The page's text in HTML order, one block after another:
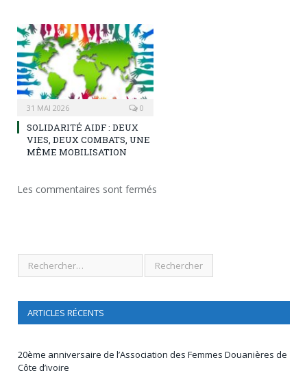
31 MAI 2026 0
SOLIDARITÉ AIDF : DEUX
VIES, DEUX COMBATS, UNE
MÊME MOBILISATION
Les commentaires sont fermés
ARTICLES RÉCENTS
20ème anniversaire de l’Association des Femmes Douanières de
Côte d’ivoire